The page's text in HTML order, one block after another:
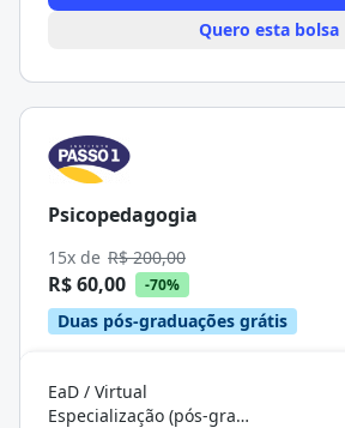
Quero esta bolsa
Psicopedagogia
15x de R$ 200,00
R$ 60,00 -70%
Duas pós-graduações grátis
EaD / Virtual
Especialização (pós-graduação)